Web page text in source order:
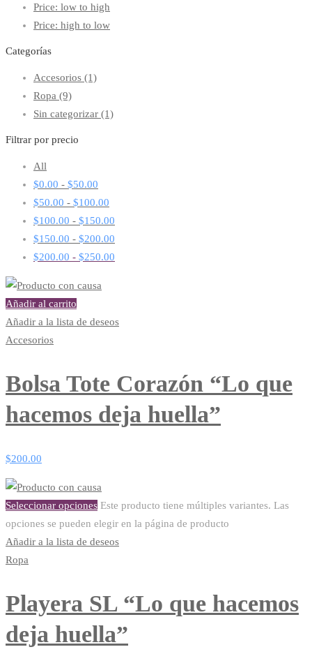
Price: low to high
Price: high to low
Categorías
Accesorios (1)
Ropa (9)
Sin categorizar (1)
Filtrar por precio
All
$0.00 - $50.00
$50.00 - $100.00
$100.00 - $150.00
$150.00 - $200.00
$200.00 - $250.00
Añadir al carrito
Añadir a la lista de deseos
Accesorios
Bolsa Tote Corazón “Lo que
hacemos deja huella”
$200.00
Seleccionar opciones Este producto tiene múltiples variantes. Las
opciones se pueden elegir en la página de producto
Añadir a la lista de deseos
Ropa
Playera SL “Lo que hacemos
deja huella”